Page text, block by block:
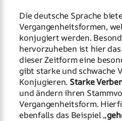
Die deutsche Sprache
Vergangenheitsformen,
konjugiert werden.
hervorzuheben ist hier
dieser Zeitform eine
gibt starke und schwache
Konjugieren. Starke
und ändern ihren
Vergangenheitsform.
ebenfalls das Beispiel „